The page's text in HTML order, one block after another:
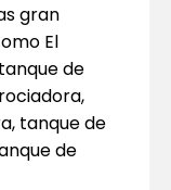
gran
El
de
tanque de
de